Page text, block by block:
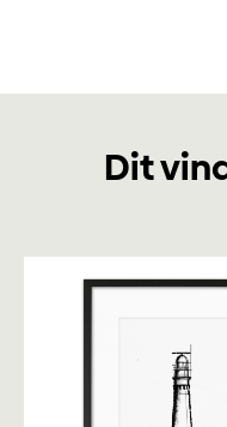
Dit